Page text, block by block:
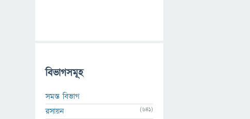
বিভাগসমূহ
সমস্ত বিভাগ
রসায়ন
(641)